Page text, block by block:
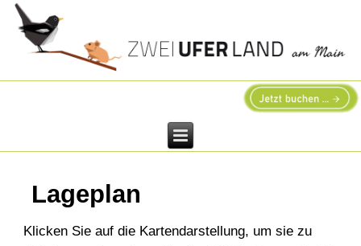
Lageplan
Klicken Sie auf die Kartendarstellung, um sie zu